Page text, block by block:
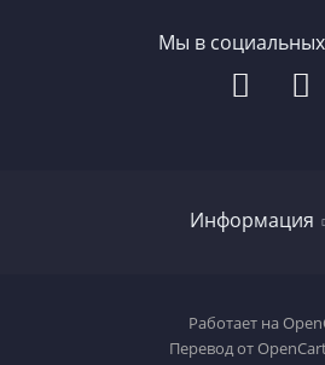
Информация
Доставка
Мы в социальных
Работает на
Перевод от